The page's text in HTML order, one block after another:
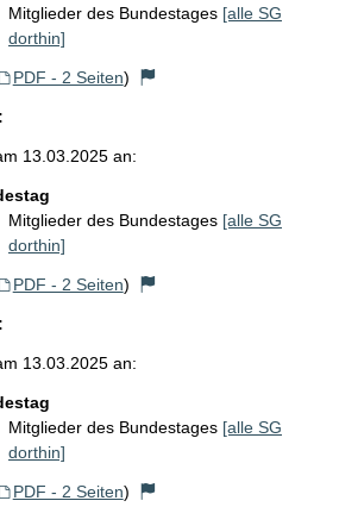
Mitglieder des Bundestages [alle SG
dorthin]
PDF - 2 Seiten)
13.03.2025 an:
Mitglieder des Bundestages [alle SG
dorthin]
PDF - 2 Seiten)
13.03.2025 an:
Mitglieder des Bundestages [alle SG
dorthin]
PDF - 2 Seiten)